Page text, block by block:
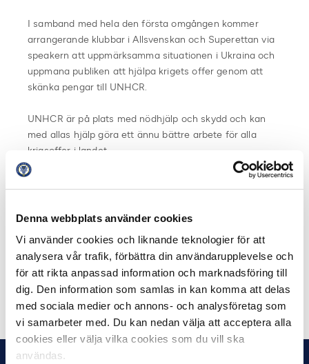
Denna webbplats använder cookies
Vi använder cookies och liknande teknologier för att
analysera vår trafik, förbättra din användarupplevelse och
för att rikta anpassad information och marknadsföring till
dig. Den information som samlas in kan komma att delas
med sociala medier och annons- och analysföretag som
vi samarbeter med. Du kan nedan välja att acceptera alla
cookies eller välja vilka cookies som du vill ska
användas.
I samband med hela den första omgången kommer
arrangerande klubbar i Allsvenskan och Superettan via
speakern att uppmärksamma situationen i Ukraina och
uppmana publiken att hjälpa krigets offer genom att
skänka pengar till UNHCR.
UNHCR är på plats med nödhjälp och skydd och kan
med allas hjälp göra ett ännu bättre arbete för alla
krigsoffer i landet.
Swisha en gåva till Sverige för UNHCR på 123 129 50 21
Ukraina. Ett akut nödpaket som räddar liv i kriser kostar
Svensk fotboll om solidaritetsyttringar